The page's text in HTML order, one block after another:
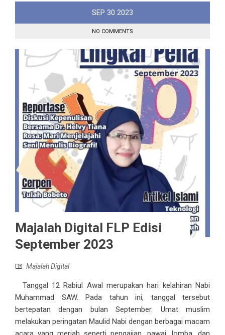
SEP 30 2023
NO COMMENTS
Majalah Digital FLP Edisi
September 2023
Majalah Digital
Tanggal 12 Rabiul Awal merupakan hari kelahiran Nabi
Muhammad SAW. Pada tahun ini, tanggal tersebut
bertepatan dengan bulan September. Umat muslim
melakukan peringatan Maulid Nabi dengan berbagai macam